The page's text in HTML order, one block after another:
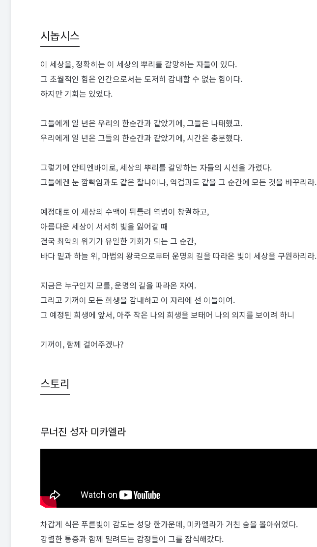
시놉시스
이 세상을, 정확히는 이 세상의 뿌리를 갈망하는 자들이 있다.
그 초월적인 힘은 인간으로서는 도저히 감내할 수 없는 힘이다.
하지만 기회는 있었다.
그들에게 일 년은 우리의 한순간과 같았기에, 그들은 나태했고.
우리에게 일 년은 그들의 한순간과 같았기에, 시간은 충분했다.
그렇기에 안티엔바이로, 세상의 뿌리를 갈망하는 자들의 시선을 가렸다.
그들에겐 눈 깜빡임과도 같은 찰나이나, 억겁과도 같을 그 순간에 모든 것을 바꾸리라.
예정대로 이 세상의 수맥이 뒤틀려 역병이 창궐하고,
아름다운 세상이 서서히 빛을 잃어갈 때
결국 최악의 위기가 유일한 기회가 되는 그 순간,
바다 밑과 하늘 위, 마법의 왕국으로부터 운명의 길을 따라온 빛이 세상을 구원하리라.
지금은 누구인지 모를, 운명의 길을 따라온 자여.
그리고 기꺼이 모든 희생을 감내하고 이 자리에 선 이들이여.
그 예정된 희생에 앞서, 아주 작은 나의 희생을 보태어 나의 의지를 보이려 하니
기꺼이, 함께 걸어주겠나?
스토리
무너진 성자 미카엘라
차갑게 식은 푸른빛이 감도는 성당 한가운데, 미카엘라가 거친 숨을 몰아쉬었다.
강렬한 통증과 함께 밀려드는 감정들이 그를 잠식해갔다.